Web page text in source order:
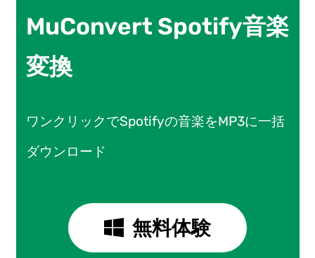
MuConvert Spotify音楽
変換
ワンクリックでSpotifyの音楽をMP3に一括
ダウンロード
無料体験